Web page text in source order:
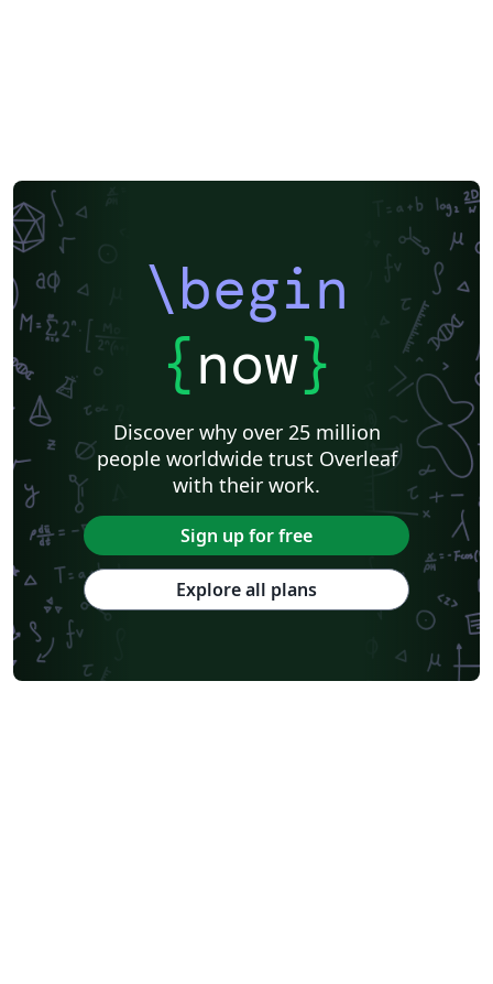
\begin
{now}
Discover why over 25 million
people worldwide trust Overleaf
with their work.
Sign up for free
Explore all plans